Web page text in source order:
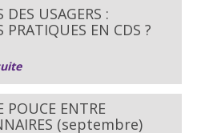
DES USAGERS :
PRATIQUES EN CDS ?
POUCE ENTRE
(septembre)